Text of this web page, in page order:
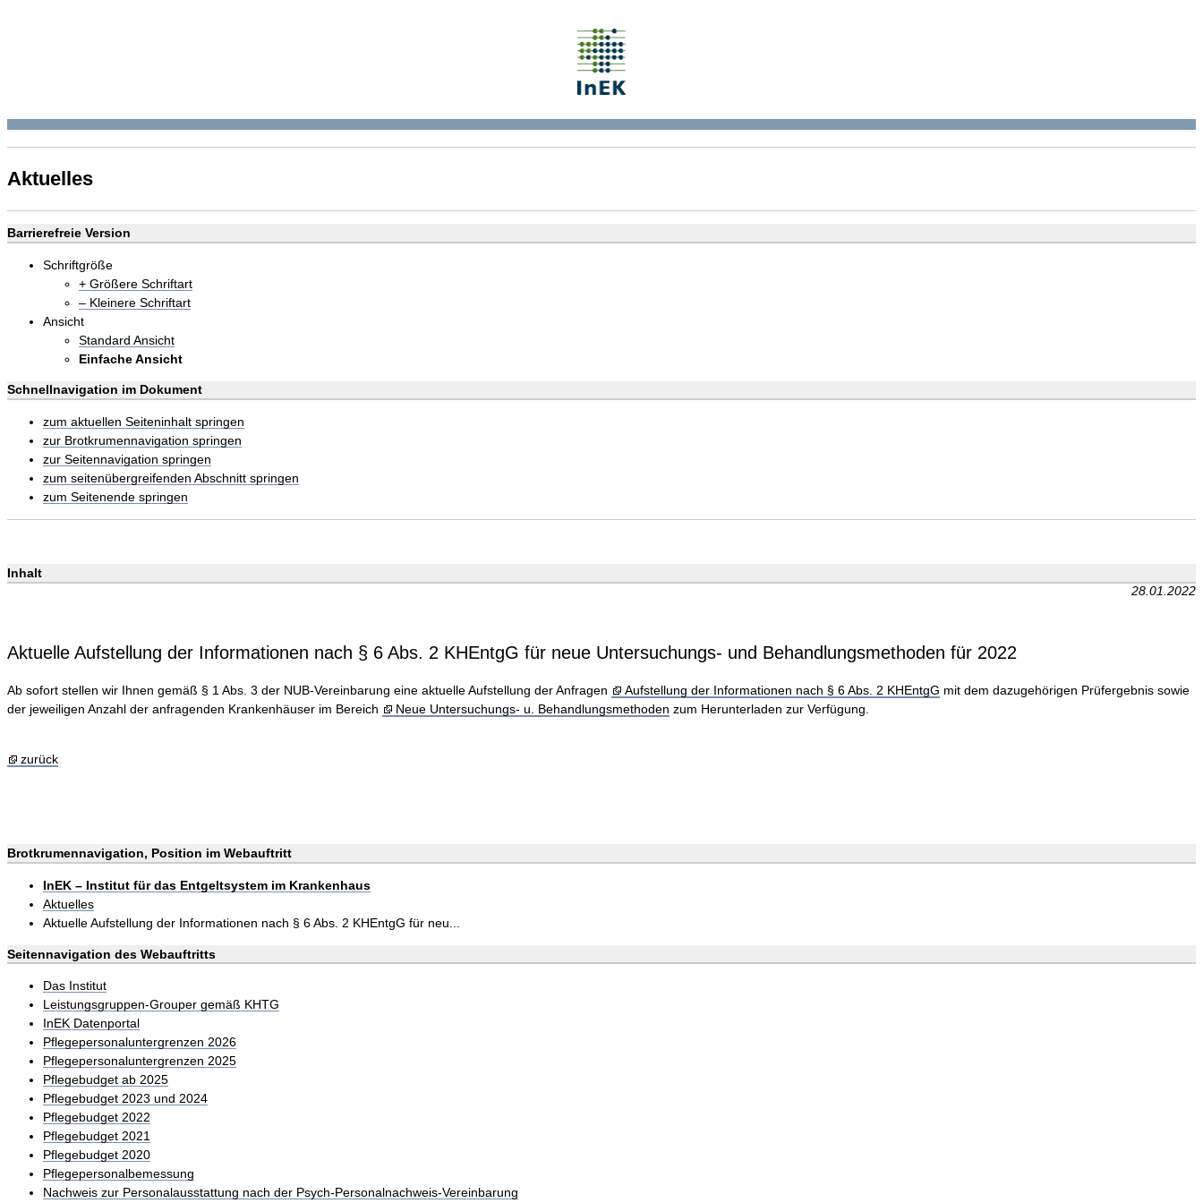
Aktuelles
Barrierefreie Version
Schriftgröße
+ Größere Schriftart
– Kleinere Schriftart
Ansicht
Standard Ansicht
Einfache Ansicht
Schnellnavigation im Dokument
zum aktuellen Seiteninhalt springen
zur Brotkrumennavigation springen
zur Seitennavigation springen
zum seitenübergreifenden Abschnitt springen
zum Seitenende springen
Inhalt
28.01.2022
Aktuelle Aufstellung der Informationen nach § 6 Abs. 2 KHEntgG für neue Untersuchungs- und Behandlungsmethoden für 2022
Ab sofort stellen wir Ihnen gemäß § 1 Abs. 3 der NUB-Vereinbarung eine aktuelle Aufstellung der Anfragen Aufstellung der Informationen nach § 6 Abs. 2 KHEntgG mit dem dazugehörigen Prüfergebnis sowie
der jeweiligen Anzahl der anfragenden Krankenhäuser im Bereich
Neue Untersuchungs- u. Behandlungsmethoden zum Herunterladen zur Verfügung.
zurück
Brotkrumennavigation, Position im Webauftritt
InEK – Institut für das Entgeltsystem im Krankenhaus
Aktuelles
Aktuelle Aufstellung der Informationen nach § 6 Abs. 2 KHEntgG für neu...
Seitennavigation des Webauftritts
Das Institut
Leistungsgruppen-Grouper gemäß KHTG
InEK Datenportal
Pflegepersonaluntergrenzen 2026
Pflegepersonaluntergrenzen 2025
Pflegebudget ab 2025
Pflegebudget 2023 und 2024
Pflegebudget 2022
Pflegebudget 2021
Pflegebudget 2020
Pflegepersonalbemessung
Nachweis zur Personalausstattung nach der Psych-Personalnachweis-Vereinbarung